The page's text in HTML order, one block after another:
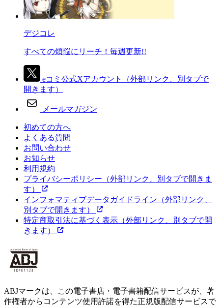
デジコレ
すべての煩悩にリーチ！毎週更新!!
eコミ公式Xアカウント
（外部リンク、別タブで
開きます）
メールマガジン
初めての方へ
よくある質問
お問い合わせ
お知らせ
利用規約
プライバシーポリシー （外部リンク、別タブで開きま
す）
インフォマティブデータガイドライン （外部リンク、
別タブで開きます）
特定商取引法に基づく表示 （外部リンク、別タブで開
きます）
ABJマークは、この電子書店・電子書籍配信サービスが、著
作権者からコンテンツ使用許諾を得た正規版配信サービスで